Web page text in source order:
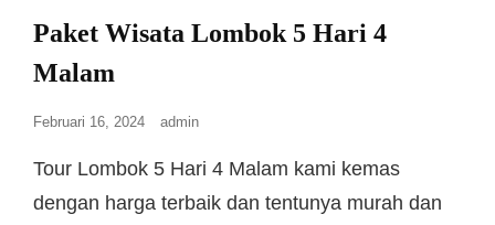
Paket Wisata Lombok 5 Hari 4
Malam
Februari 16, 2024 admin
Tour Lombok 5 Hari 4 Malam kami kemas
dengan harga terbaik dan tentunya murah dan